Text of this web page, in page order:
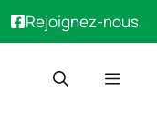
Rejoignez-nous